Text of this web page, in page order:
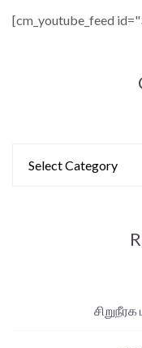
[cm_youtube_feed